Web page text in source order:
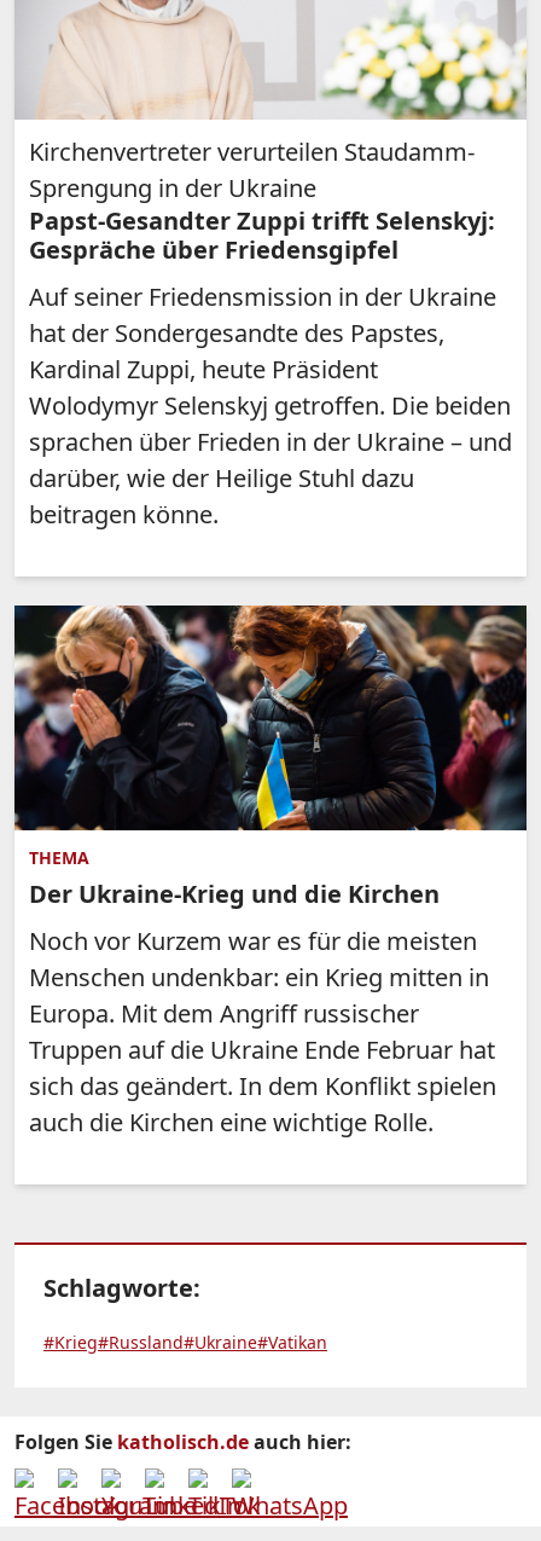
Kirchenvertreter verurteilen Staudamm-
Sprengung in der Ukraine
Papst-Gesandter Zuppi trifft Selenskyj:
Gespräche über Friedensgipfel
Auf seiner Friedensmission in der Ukraine
hat der Sondergesandte des Papstes,
Kardinal Zuppi, heute Präsident
Wolodymyr Selenskyj getroffen. Die beiden
sprachen über Frieden in der Ukraine – und
darüber, wie der Heilige Stuhl dazu
beitragen könne.
THEMA
Der Ukraine-Krieg und die Kirchen
Noch vor Kurzem war es für die meisten
Menschen undenkbar: ein Krieg mitten in
Europa. Mit dem Angriff russischer
Truppen auf die Ukraine Ende Februar hat
sich das geändert. In dem Konflikt spielen
auch die Kirchen eine wichtige Rolle.
Schlagworte:
#Krieg#Russland#Ukraine#Vatikan
Folgen Sie katholisch.deauch hier: